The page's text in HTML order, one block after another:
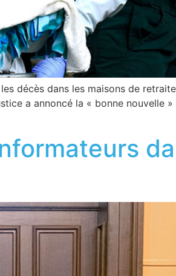
décès dans les maisons de
a annoncé la « bonne nouvelle